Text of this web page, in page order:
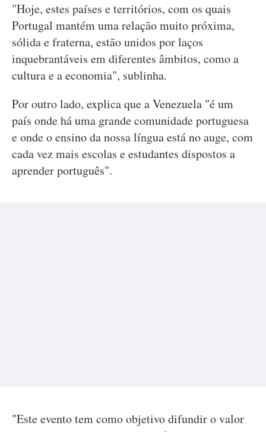
"Hoje, estes países e territórios, com os quais
Portugal mantém uma relação muito próxima,
sólida e fraterna, estão unidos por laços
inquebrantáveis em diferentes âmbitos, como a
cultura e a economia", sublinha.
Por outro lado, explica que a Venezuela "é um
país onde há uma grande comunidade portuguesa
e onde o ensino da nossa língua está no auge, com
cada vez mais escolas e estudantes dispostos a
aprender português".
"Este evento tem como objetivo difundir o valor